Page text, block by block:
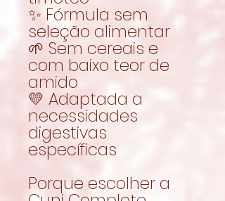
✨ Fórmula sem
seleção alimentar
🌱 Sem cereais e
com baixo teor de
amido
💛 Adaptada a
necessidades
digestivas
específicas
Porque escolher a